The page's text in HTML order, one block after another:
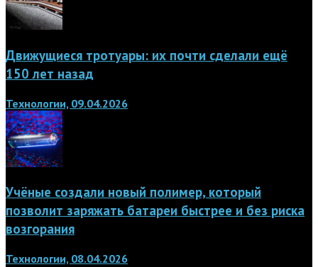
Движущиеся тротуары: их почти сделали ещё
150 лет назад
Технологии, 09.04.2026
Учёные создали новый полимер, который
позволит заряжать батареи быстрее и без риска
возгорания
Технологии, 08.04.2026